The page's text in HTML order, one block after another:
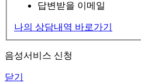
답변받을 이메일
나의 상담내역 바로가기
음성서비스 신청
닫기